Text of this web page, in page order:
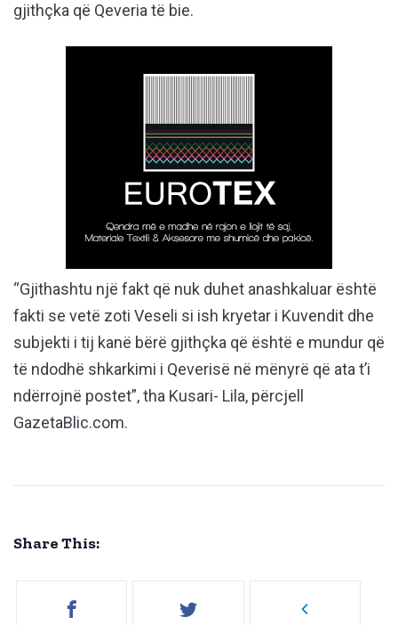
gjithçka që Qeveria të bie.
“Gjithashtu një fakt që nuk duhet anashkaluar është
fakti se vetë zoti Veseli si ish kryetar i Kuvendit dhe
subjekti i tij kanë bërë gjithçka që është e mundur që
të ndodhë shkarkimi i Qeverisë në mënyrë që ata t’i
ndërrojnë postet”, tha Kusari- Lila, përcjell
GazetaBlic.com.
Share This: